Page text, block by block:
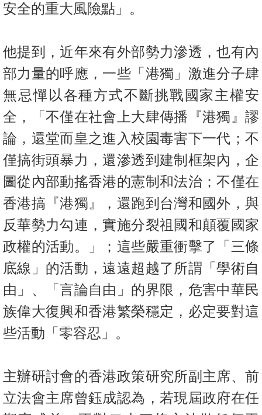
安全的重大風險點」。
他提到，近年來有外部勢力滲透，也有內
部力量的呼應，一些「港獨」激進分子肆
無忌憚以各種方式不斷挑戰國家主權安
全，「不僅在社會上大肆傳播『港獨』謬
論，還堂而皇之進入校園毒害下一代；不
僅搞街頭暴力，還滲透到建制框架內，企
圖從內部動搖香港的憲制和法治；不僅在
香港搞『港獨』，還跑到台灣和國外，與
反華勢力勾連，實施分裂祖國和顛覆國家
政權的活動。」；這些嚴重衝擊了「三條
底線」的活動，遠遠超越了所謂「學術自
由」、「言論自由」的界限，危害中華民
族偉大復興和香港繁榮穩定，必定要對這
些活動「零容忍」。
主辦研討會的香港政策研究所副主席、前
立法會主席曾鈺成認為，若現屆政府在任